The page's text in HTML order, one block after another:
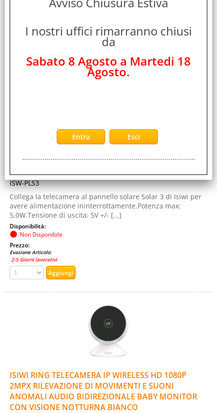
ALIMENTAZIONE TELECAMERA CON ATTACCO TYPE-
C POTENZA MAX.5.0W IP65 BIANCO
471248
8052780305716
ISW-PLS3
Collega la telecamera al pannello solare Solar 3 di Isiwi per
avere alimentazione ininterrottamente.Potenza max:
5,0W.Tensione di uscita: 5V +/- [...]
Disponibilità:
Non Disponibile
Prezzo:
Evasione Articolo:
2-5 Giorni lavorativi
ISIWI RING TELECAMERA IP WIRELESS HD 1080P
2MPX RILEVAZIONE DI MOVIMENTI E SUONI
ANOMALI AUDIO BIDIREZIONALE BABY MONITOR
CON VISIONE NOTTURNA BIANCO
I nostri uffici rimarranno chiusi
da
Sabato 8 Agosto a Martedi 18
Agosto.